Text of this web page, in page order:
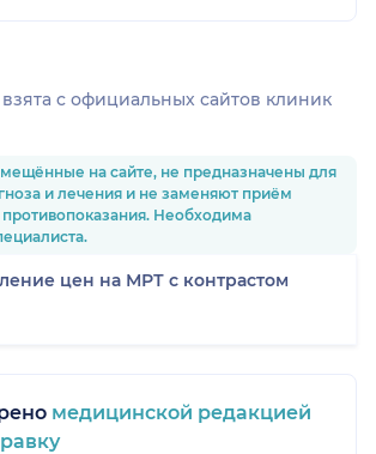
c официальных сайтов клиник
на сайте, не предназначены для
и лечения и не заменяют приём
Необходима
цен на МРТ с контрастом
медицинской редакцией